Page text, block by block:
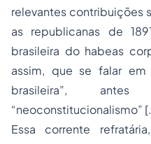
relevantes contribuições
as republicanas de
brasileira do habeas
assim, que se falar em
brasileira”,
“neoconstitucionalismo”
Essa corrente